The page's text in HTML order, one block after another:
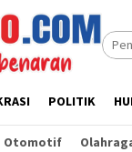
POLITIK
Otomotif